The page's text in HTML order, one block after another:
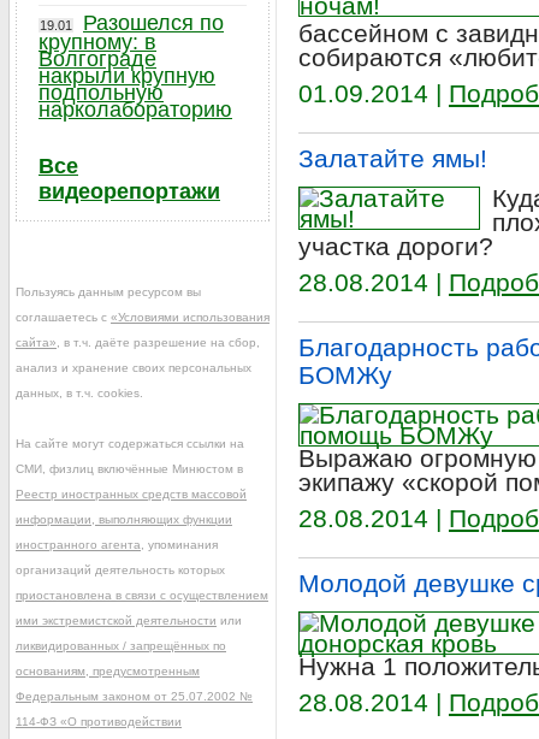
бассейном с
собираются
01.09.2014 |
Залатайте ямы!
участка дороги?
28.08.2014 |
Благодарность
БОМЖу
Выражаю огромную
экипажу «скорой
28.08.2014 |
Молодой девушке
Нужна 1
28.08.2014 |
19.01
Разошелся по
крупному: в
Волгограде
накрыли крупную
подпольную
нарколабораторию
Все
видеорепортажи
Пользуясь данным ресурсом вы
соглашаетесь с «Условиями использования
сайта» , в т.ч. даёте разрешение на сбор,
анализ и хранение своих персональных
данных, в т.ч. cookies.
На сайте могут содержаться ссылки на
СМИ, физлиц включённые Минюстом в
Реестр иностранных средств массовой
информации, выполняющих функции
иностранного агента , упоминания
организаций деятельность которых
приостановлена в связи с осуществлением
ими экстремистской деятельности или
ликвидированных / запрещённых по
основаниям, предусмотренным
Федеральным законом от 25.07.2002 №
114-ФЗ «О противодействии